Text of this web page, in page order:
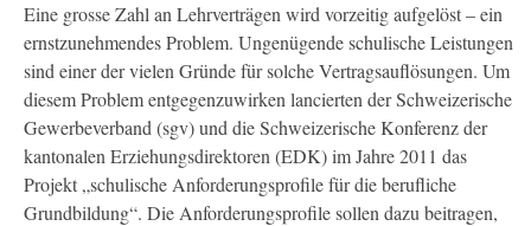
ODA / VERBÄNDE
SCHULEN / BEHÖRDEN
KONTAKT
Eine grosse Zahl an Lehrverträgen wird vorzeitig aufgelöst – ein
ernstzunehmendes Problem. Ungenügende schulische Leistungen
sind einer der vielen Gründe für solche Vertragsauflösungen. Um
diesem Problem entgegenzuwirken lancierten der Schweizerische
Gewerbeverband (sgv) und die Schweizerische Konferenz der
kantonalen Erziehungsdirektoren (EDK) im Jahre 2011 das
Projekt „schulische Anforderungsprofile für die berufliche
Grundbildung“. Die Anforderungsprofile sollen dazu beitragen,